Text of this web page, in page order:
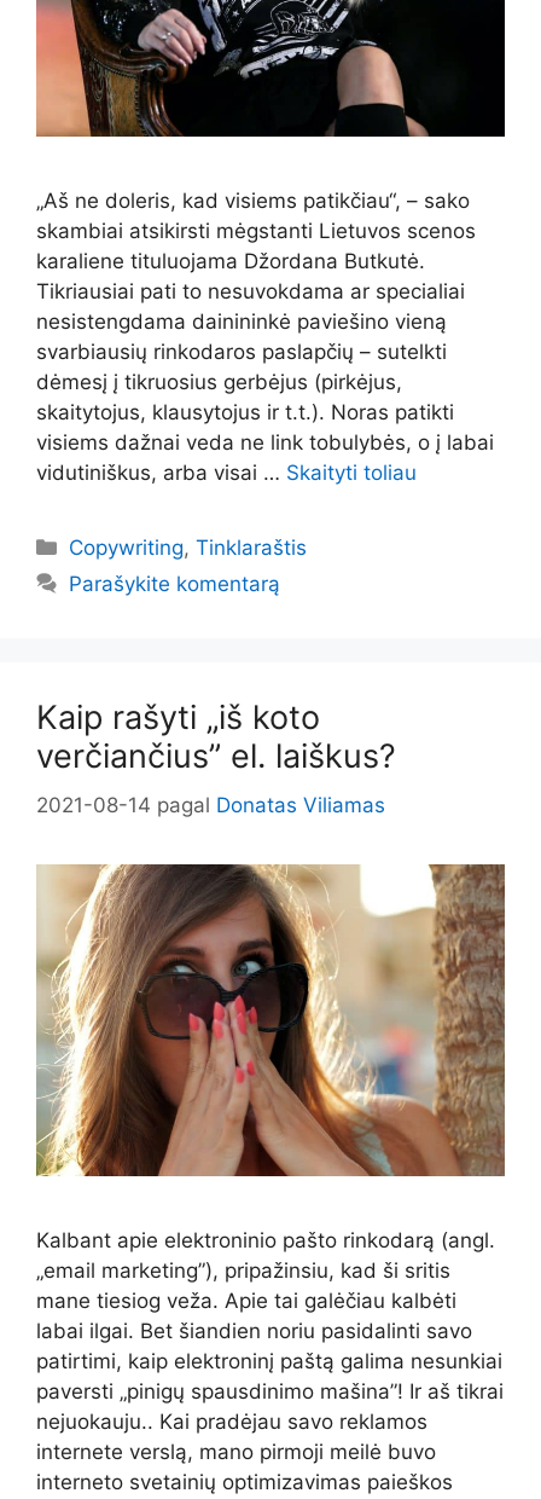
„Aš ne doleris, kad visiems patikčiau“, – sako
skambiai atsikirsti mėgstanti Lietuvos scenos
karaliene tituluojama Džordana Butkutė.
Tikriausiai pati to nesuvokdama ar specialiai
nesistengdama dainininkė paviešino vieną
svarbiausių rinkodaros paslapčių – sutelkti
dėmesį į tikruosius gerbėjus (pirkėjus,
skaitytojus, klausytojus ir t.t.). Noras patikti
visiems dažnai veda ne link tobulybės, o į labai
vidutiniškus, arba visai … Skaityti toliau
Kategorijos
Copywriting,Tinklaraštis
Parašykite komentarą
Kaip rašyti „iš koto
verčiančius” el. laiškus?
2021-08-14 pagal Donatas Viliamas
Kalbant apie elektroninio pašto rinkodarą (angl.
„email marketing”), pripažinsiu, kad ši sritis
mane tiesiog veža. Apie tai galėčiau kalbėti
labai ilgai. Bet šiandien noriu pasidalinti savo
patirtimi, kaip elektroninį paštą galima nesunkiai
paversti „pinigų spausdinimo mašina”! Ir aš tikrai
nejuokauju.. Kai pradėjau savo reklamos
internete verslą, mano pirmoji meilė buvo
interneto svetainių optimizavimas paieškos